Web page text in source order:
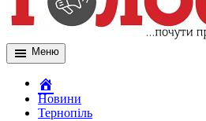
Меню
Новини
Тернопіль